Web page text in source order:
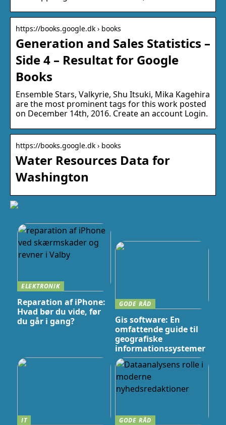
https://books.google.dk › books
Generation and Sales Statistics –
Side 4 – Resultat for Google
Books
Ensemble Stars, Valkyrie, Shu Itsuki, Mika Kagehira
are the most prominent tags for this work posted
on December 14th, 2016. Create an account Login.
https://books.google.dk › books
Water Resources Data for
Washington
ELEKTRONIK
Reparation af iPhone:
Hvad bør du vide, før
du går i gang?
GODE RÅD
Gis software: En
omfattende guide til
geografiske
informationssystemer
IT GODE RÅD